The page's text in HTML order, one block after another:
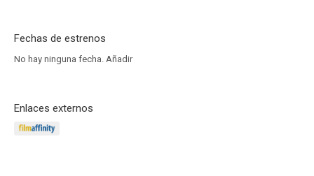
Fechas de estrenos
No hay ninguna fecha. Añadir
Enlaces externos